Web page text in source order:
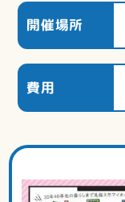
開催場所
費用